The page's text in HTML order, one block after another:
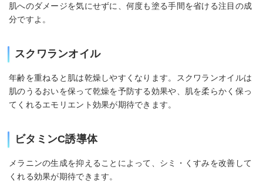
肌へのダメージを気にせずに、何度も塗る手間を省ける注目の成
分ですよ。
スクワランオイル
年齢を重ねると肌は乾燥しやすくなります。スクワランオイルは
肌のうるおいを保って乾燥を予防する効果や、肌を柔らかく保っ
てくれるエモリエント効果が期待できます。
ビタミンC誘導体
メラニンの生成を抑えることによって、シミ・くすみを改善して
くれる効果が期待できます。